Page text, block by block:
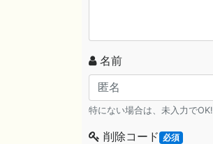
名前
特にない場合は、未入力でOK!
削除コード 必須